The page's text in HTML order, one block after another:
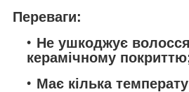
Переваги:
Не ушкоджує
керамічному
Має кілька